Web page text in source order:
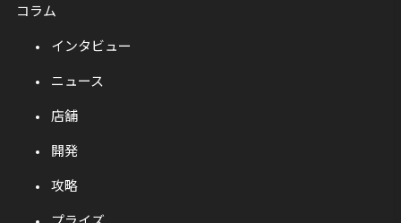
コラム
インタビュー
ニュース
店舗
開発
攻略